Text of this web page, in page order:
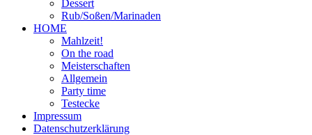
Dessert
Rub/Soßen/Marinaden
HOME
Mahlzeit!
On the road
Meisterschaften
Allgemein
Party time
Testecke
Impressum
Datenschutzerklärung